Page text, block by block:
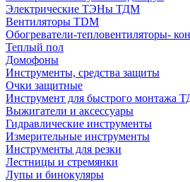
Электрические ТЭНы ТДМ
Вентиляторы TDM
Обогреватели-тепловентиляторы-
Теплый пол
Домофоны
Инструменты, средства защиты
Очки защитные
Инструмент для быстрого монтажа
Выжигатели и аксессуары
Гидравлические инструменты
Измерительные инструменты
Инструменты для резки
Лестницы и стремянки
Лупы и бинокуляры